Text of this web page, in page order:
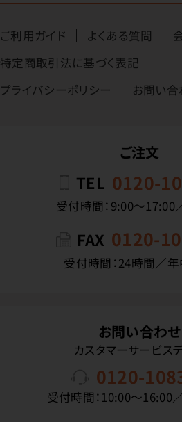
ご利用ガイド よくある質問
特定商取引法に基づく表記
プライバシーポリシー
お問い合
ご注文
TEL 0120-
受付時間：9:00〜17:00
FAX 0120-
受付時間：24時間／
お問い合わせ
カスタマーサービス
0120-
受付時間：10:00〜16:00